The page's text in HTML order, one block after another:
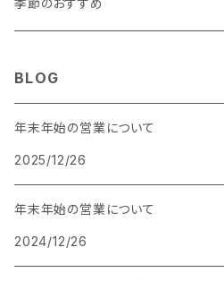
季節のおすすめ
BLOG
年末年始の営業について
2025/12/26
年末年始の営業について
2024/12/26